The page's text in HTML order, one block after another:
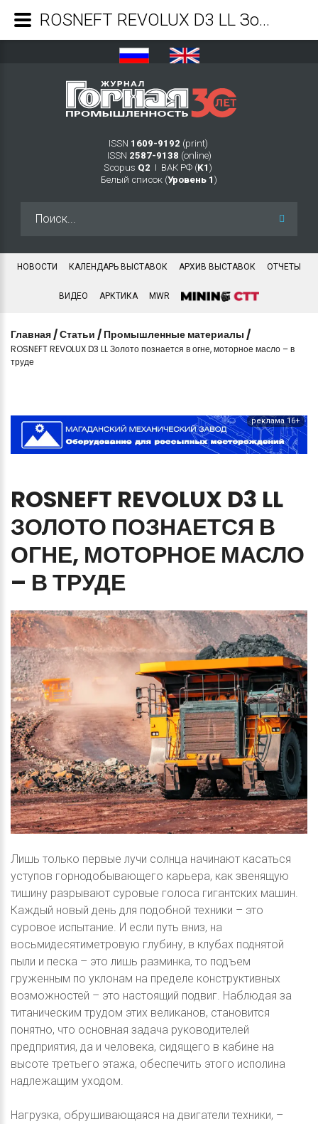
ISSN 1609-9192 (print)
ISSN 2587-9138 (online)
Scopus Q2 Ι ВАК РФ (K1 )
Белый список (Уровень 1 )
НОВОСТИ КАЛЕНДАРЬ ВЫСТАВОК АРХИВ ВЫСТАВОК ОТЧЕТЫ
ВИДЕО АРКТИКА MWR
Главная /Статьи / Промышленные материалы /
ROSNEFT REVOLUX D3 LL Золото познается в огне, моторное масло – в
труде
реклама 16+
ROSNEFT REVOLUX D3 LL
ЗОЛОТО ПОЗНАЕТСЯ В
ОГНЕ, МОТОРНОЕ МАСЛО
– ВТРУДЕ
Лишь только первые лучи солнца начинают касаться
уступов горнодобывающего карьера, как звенящую
тишину разрывают суровые голоса гигантских машин.
Каждый новый день для подобной техники – это
суровое испытание. И если путь вниз, на
восьмидесятиметровую глубину, в клубах поднятой
пыли и песка – это лишь разминка, то подъем
груженным по уклонам на пределе конструктивных
возможностей – это настоящий подвиг. Наблюдая за
титаническим трудом этих великанов, становится
понятно, что основная задача руководителей
предприятия, да и человека, сидящего в кабине на
высоте третьего этажа, обеспечить этого исполина
надлежащим уходом.
Нагрузка, обрушивающаяся на двигатели техники, –
ROSNEFT REVOLUX D3 LL Золото познается в огне, моторное масло – в труде - Журнал Горная промышленность